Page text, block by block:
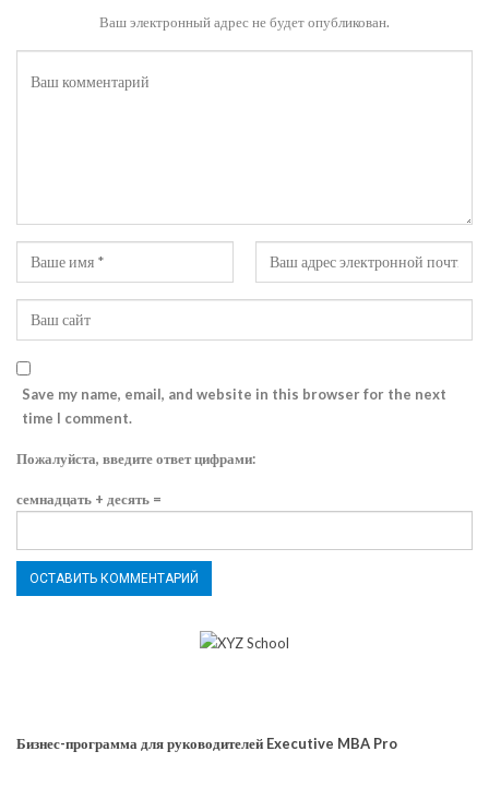
Ваш электронный адрес не будет опубликован.
Save my name, email, and website in this browser for the next
time I comment.
Пожалуйста, введите ответ цифрами:
семнадцать + десять =
Бизнес-программа для руководителей Executive MBA Pro